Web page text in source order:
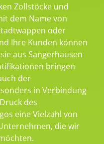
Zollstöcke und
dem Name von
oder
Ihre Kunden können
aus Sangerhausen
bringen
der
in Verbindung
des
eine Vielzahl von
die wir